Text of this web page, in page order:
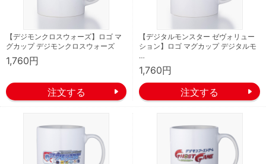
【デジモンクロスウォーズ】ロゴ マ
グカップ デジモンクロスウォーズ
1,760円
【デジタルモンスター ゼヴォリュー
ション】ロゴ マグカップ デジタルモ
…
1,760円